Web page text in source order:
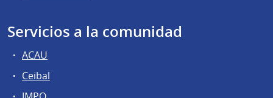
Servicios a la comunidad
ACAU
Ceibal